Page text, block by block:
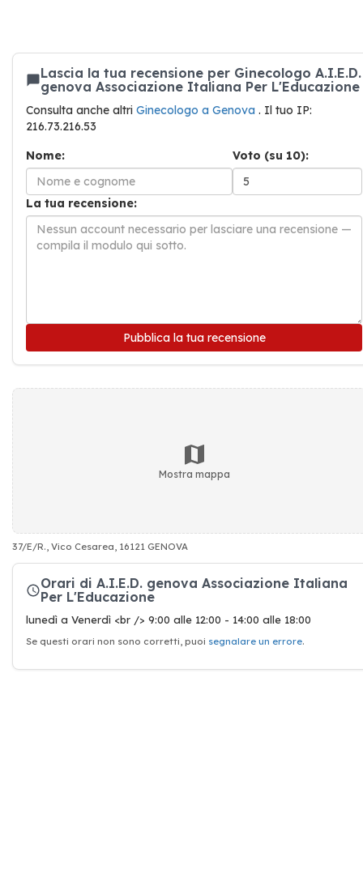
Lascia la tua recensione per Ginecologo A.I.E.D.
genova Associazione Italiana Per L'Educazione
Consulta anche altri Ginecologo a Genova . Il tuo IP:
216.73.216.53
Nome:
Voto (su 10):
La tua recensione:
Pubblica la tua recensione
Mostra mappa
37/E/R., Vico Cesarea, 16121 GENOVA
Orari di A.I.E.D. genova Associazione Italiana
Per L'Educazione
lunedì a Venerdì <br /> 9:00 alle 12:00 - 14:00 alle 18:00
Se questi orari non sono corretti, puoi segnalare un errore.